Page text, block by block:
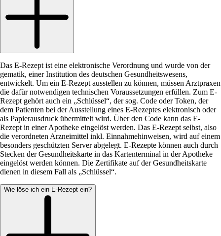
Das E-Rezept ist eine elektronische Verordnung und wurde von der
gematik, einer Institution des deutschen Gesundheitswesens,
entwickelt. Um ein E‑Rezept ausstellen zu können, müssen Arztpraxen
die dafür notwendigen technischen Voraussetzungen erfüllen. Zum E-
Rezept gehört auch ein „Schlüssel“, der sog. Code oder Token, der
dem Patienten bei der Ausstellung eines E-Rezeptes elektronisch oder
als Papierausdruck übermittelt wird. Über den Code kann das E-
Rezept in einer Apotheke eingelöst werden. Das E-Rezept selbst, also
die verordneten Arzneimittel inkl. Einnahmehinweisen, wird auf einem
besonders geschützten Server abgelegt. E-Rezepte können auch durch
Stecken der Gesundheitskarte in das Kartenterminal in der Apotheke
eingelöst werden können. Die Zertifikate auf der Gesundheitskarte
dienen in diesem Fall als „Schlüssel“.
Wie löse ich ein E-Rezept ein?